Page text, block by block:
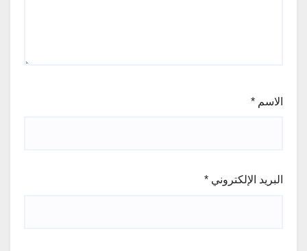
الاسم *
البريد الإلكتروني *